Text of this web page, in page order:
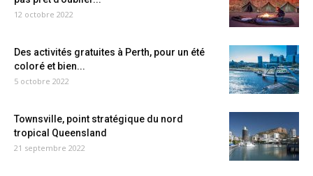
12 octobre 2022
Des activités gratuites à Perth, pour un été
coloré et bien...
5 octobre 2022
Townsville, point stratégique du nord
tropical Queensland
21 septembre 2022